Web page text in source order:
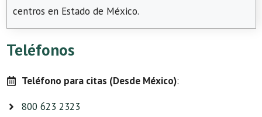
centros en Estado de México.
Teléfonos
Teléfono para citas (Desde México):
800 623 2323